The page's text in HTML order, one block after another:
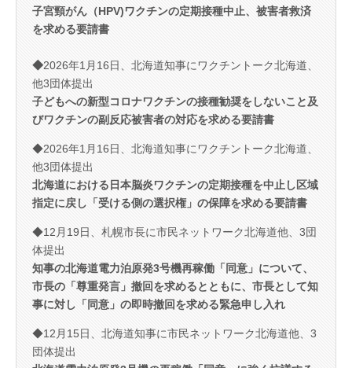
子宮頸がん（HPV)ワクチンの定期接種中止、被害者救済
を求める要請書
◆2026年1月16日、北海道知事にワクチントーク北海道、
他3団体提出
子どもへの新型コロナワクチンの接種勧奨をしないこと及
びワクチンの副反応被害者の対応を求める要請書
◆2026年1月16日、北海道知事にワクチントーク北海道、
他3団体提出
北海道における日本脳炎ワクチンの定期接種を中止し区域
指定に戻し「受ける側の選択権」の保障を求める要請書
◆12月19日、札幌市長に市民ネットワーク北海道他、3団
体提出
知事の北海道電力泊原発3号機再稼働「同意」について、
市長の「尊重発言」撤回を求めるとともに、市長として知
事に対し「同意」の即時撤回を求める緊急申し入れ
◆12月15日、北海道知事に市民ネットワーク北海道他、3
団体提出